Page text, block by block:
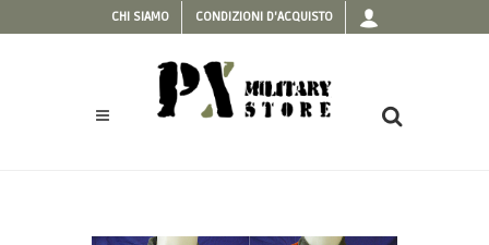
CHI SIAMO CONDIZIONI D'ACQUISTO